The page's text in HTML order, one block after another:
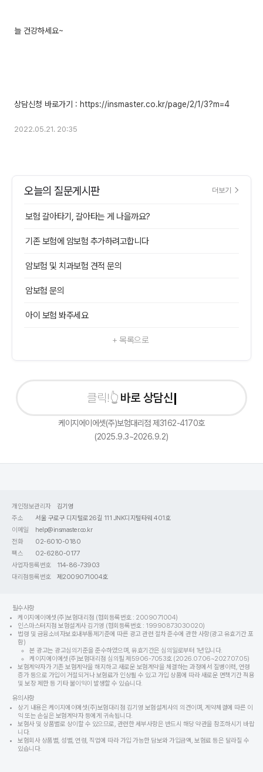
늘 건강하세요~
2022.05.21. 20:35
오늘의 질문게시판 더보기
보험 갈아타기, 갈아타는 게 나을까요?
기존 보험에 암보험 추가하려고합니다
암보험 및 치과보험 견적 문의
암보험 문의
아이 보험 봐주세요
+ 목록으로
바로 상담신청하
케이지에이에셋(주)보험대리점 제3162-4170호
(2025.9.3~2026.9.2)
개인정보관리자
김기영
주소
서울 구로구 디지털로26길 111 JNK디지털타워 401호
이메일
help@insmaster.co.kr
전화
02-6010-0180
팩스
02-6280-0177
사업자등록번호
114-86-73903
대리점등록번호
제2009071004호
필수사항
케이지에이에셋(주)보험대리점 (협회등록번호 : 2009071004)
인스마스터지점 보험설계사 김기영 (협회등록번호 : 19990873030020)
법령 및 금융소비자보호내부통제기준에 따른 광고 관련 절차 준수에 관한 사항(광고 유효기간 포
함)
본 광고는 광고심의기준을 준수하였으며, 유효기간은 심의일로부터 1년입니다.
케이지에이에셋(주)보험대리점 심의필 제5906-7053호 (2026.07.06~2027.07.05)
보험계약자가 기존 보험계약을 해지하고 새로운 보험계약을 체결하는 과정에서 질병이력, 연령
증가 등으로 가입이 거절되거나 보험료가 인상될 수 있고 가입 상품에 따라 새로운 면책기간 적용
및 보장 제한 등 기타 불이익이 발생할 수 있습니다.
유의사항
상기 내용은 케이지에이에셋(주)보험대리점 김기영 보험설계사의 의견이며, 계약체결에 따른 이
익 또는 손실은 보험계약자 등에게 귀속됩니다.
보험사 및 상품별로 상이할 수 있으므로, 관련한 세부사항은 반드시 해당 약관을 참조하시기 바랍
니다.
보험회사 상품별, 성별, 연령, 직업에 따라 가입 가능한 담보와 가입금액, 보험료 등은 달라질 수
있습니다.